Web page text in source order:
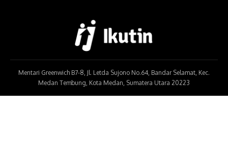
Mentari Greenwich B7-8, Jl. Letda Sujono No.64, Bandar Selamat, Kec.
Medan Tembung, Kota Medan, Sumatera Utara 20223